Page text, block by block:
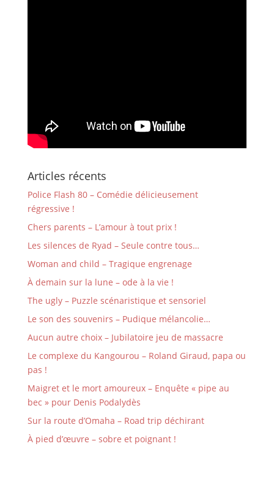
Articles récents
Police Flash 80 – Comédie délicieusement
régressive !
Chers parents – L’amour à tout prix !
Les silences de Ryad – Seule contre tous…
Woman and child – Tragique engrenage
À demain sur la lune – ode à la vie !
The ugly – Puzzle scénaristique et sensoriel
Le son des souvenirs – Pudique mélancolie…
Aucun autre choix – Jubilatoire jeu de massacre
Le complexe du Kangourou – Roland Giraud, papa ou
pas !
Maigret et le mort amoureux – Enquête « pipe au
bec » pour Denis Podalydès
Sur la route d’Omaha – Road trip déchirant
À pied d’œuvre – sobre et poignant !